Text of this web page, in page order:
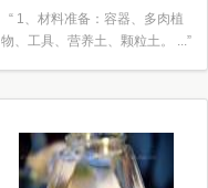
“ 1、材料准备：容器、多肉植
物、工具、营养土、颗粒土。 ...”